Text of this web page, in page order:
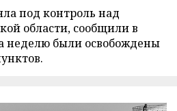
под контроль над
области, сообщили в
неделю были освобождены